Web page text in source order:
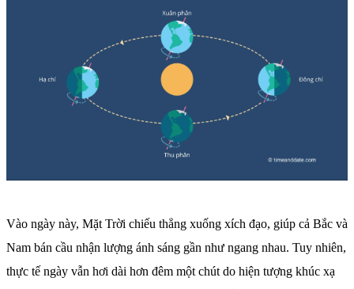
Vào ngày này, Mặt Trời chiếu thẳng xuống xích đạo, giúp cả Bắc và
Nam bán cầu nhận lượng ánh sáng gần như ngang nhau. Tuy nhiên,
thực tế ngày vẫn hơi dài hơn đêm một chút do hiện tượng khúc xạ